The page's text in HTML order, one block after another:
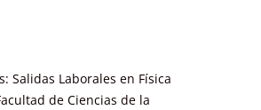
Salidas Laborales en Física
de Ciencias de la